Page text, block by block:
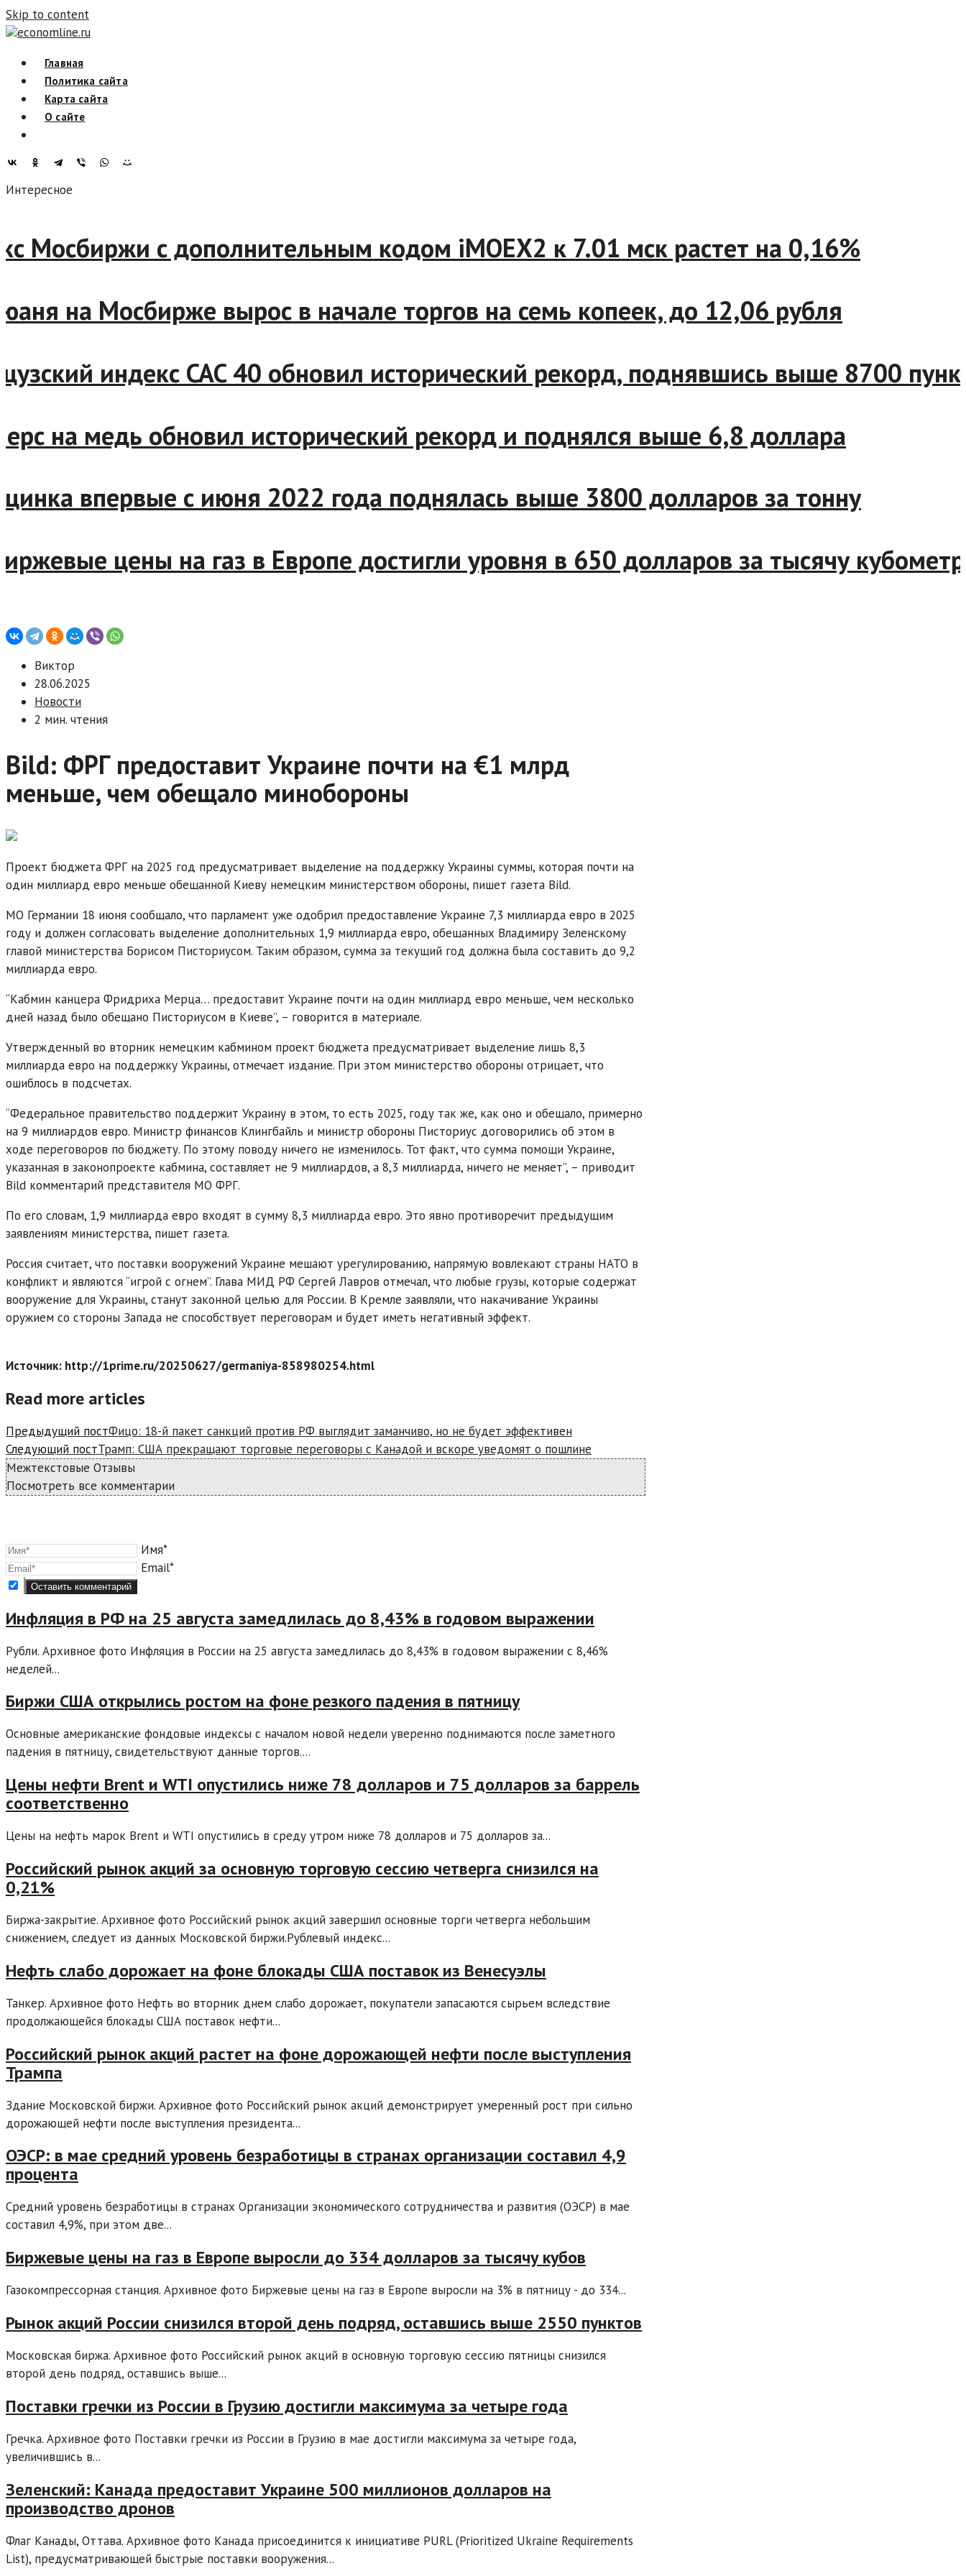
Skip to content
economline.ru
Главная
Политика сайта
Карта сайта
О сайте
Интересное
Мосбиржи с дополнительным кодом iMOEX2 к 7.01 мск растет на 0,16%
юаня на Мосбирже вырос в начале торгов на семь копеек, до 12,06 рубля
индекс CAC 40 обновил исторический рекорд, поднявшись выше 8700
на медь обновил исторический рекорд и поднялся выше 6,8 доллара
цинка впервые с июня 2022 года поднялась выше 3800 долларов за тонну
биржевые цены на газ в Европе достигли уровня в 650 долларов за тысячу
Виктор
28.06.2025
Новости
2 мин. чтения
Bild: ФРГ предоставит Украине почти на €1 млрд
меньше, чем обещало минобороны
Проект бюджета ФРГ на 2025 год предусматривает выделение на поддержку Украины суммы, которая почти на
один миллиард евро меньше обещанной Киеву немецким министерством обороны, пишет газета Bild.
МО Германии 18 июня сообщало, что парламент уже одобрил предоставление Украине 7,3 миллиарда евро в 2025
году и должен согласовать выделение дополнительных 1,9 миллиарда евро, обещанных Владимиру Зеленскому
главой министерства Борисом Писториусом. Таким образом, сумма за текущий год должна была составить до 9,2
миллиарда евро.
“Кабмин канцера Фридриха Мерца… предоставит Украине почти на один миллиард евро меньше, чем несколько
дней назад было обещано Писториусом в Киеве”, – говорится в материале.
Утвержденный во вторник немецким кабмином проект бюджета предусматривает выделение лишь 8,3
миллиарда евро на поддержку Украины, отмечает издание. При этом министерство обороны отрицает, что
ошиблось в подсчетах.
“Федеральное правительство поддержит Украину в этом, то есть 2025, году так же, как оно и обещало, примерно
на 9 миллиардов евро. Министр финансов Клингбайль и министр обороны Писториус договорились об этом в
ходе переговоров по бюджету. По этому поводу ничего не изменилось. Тот факт, что сумма помощи Украине,
указанная в законопроекте кабмина, составляет не 9 миллиардов, а 8,3 миллиарда, ничего не меняет”, – приводит
Bild комментарий представителя МО ФРГ.
По его словам, 1,9 миллиарда евро входят в сумму 8,3 миллиарда евро. Это явно противоречит предыдущим
заявлениям министерства, пишет газета.
Россия считает, что поставки вооружений Украине мешают урегулированию, напрямую вовлекают страны НАТО в
конфликт и являются “игрой с огнем”. Глава МИД РФ Сергей Лавров отмечал, что любые грузы, которые содержат
вооружение для Украины, станут законной целью для России. В Кремле заявляли, что накачивание Украины
оружием со стороны Запада не способствует переговорам и будет иметь негативный эффект.
Источник: http://1prime.ru/20250627/germaniya-858980254.html
Read more articles
Предыдущий постФицо: 18-й пакет санкций против РФ выглядит заманчиво, но не будет эффективен
Следующий постТрамп: США прекращают торговые переговоры с Канадой и вскоре уведомят о пошлине
Межтекстовые Отзывы
Посмотреть все комментарии
Имя*
Email*
Инфляция в РФ на 25 августа замедлилась до 8,43% в годовом выражении
Рубли. Архивное фото Инфляция в России на 25 августа замедлилась до 8,43% в годовом выражении с 8,46%
неделей...
Биржи США открылись ростом на фоне резкого падения в пятницу
Основные американские фондовые индексы с началом новой недели уверенно поднимаются после заметного
падения в пятницу, свидетельствуют данные торгов....
Цены нефти Brent и WTI опустились ниже 78 долларов и 75 долларов за баррель
соответственно
Цены на нефть марок Brent и WTI опустились в среду утром ниже 78 долларов и 75 долларов за...
Российский рынок акций за основную торговую сессию четверга снизился на
0,21%
Биржа-закрытие. Архивное фото Российский рынок акций завершил основные торги четверга небольшим
снижением, следует из данных Московской биржи.Рублевый индекс...
Нефть слабо дорожает на фоне блокады США поставок из Венесуэлы
Танкер. Архивное фото Нефть во вторник днем слабо дорожает, покупатели запасаются сырьем вследствие
продолжающейся блокады США поставок нефти...
Российский рынок акций растет на фоне дорожающей нефти после выступления
Трампа
Здание Московской биржи. Архивное фото Российский рынок акций демонстрирует умеренный рост при сильно
дорожающей нефти после выступления президента...
ОЭСР: в мае средний уровень безработицы в странах организации составил 4,9
процента
Средний уровень безработицы в странах Организации экономического сотрудничества и развития (ОЭСР) в мае
составил 4,9%, при этом две...
Биржевые цены на газ в Европе выросли до 334 долларов за тысячу кубов
Газокомпрессорная станция. Архивное фото Биржевые цены на газ в Европе выросли на 3% в пятницу - до 334...
Рынок акций России снизился второй день подряд, оставшись выше 2550 пунктов
Московская биржа. Архивное фото Российский рынок акций в основную торговую сессию пятницы снизился
второй день подряд, оставшись выше...
Поставки гречки из России в Грузию достигли максимума за четыре года
Гречка. Архивное фото Поставки гречки из России в Грузию в мае достигли максимума за четыре года,
увеличившись в...
Зеленский: Канада предоставит Украине 500 миллионов долларов на
производство дронов
Флаг Канады, Оттава. Архивное фото Канада присоединится к инициативе PURL (Prioritized Ukraine Requirements
List), предусматривающей быстрые поставки вооружения...